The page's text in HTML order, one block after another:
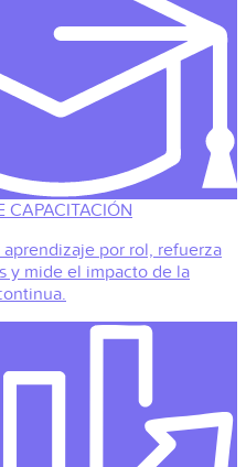
CAPACITACIÓN
aprendizaje por rol, refuerza
y mide el impacto de la